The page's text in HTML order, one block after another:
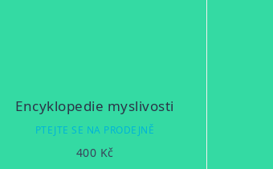
Encyklopedie myslivosti
PTEJTE SE NA PRODEJNĚ
400 Kč